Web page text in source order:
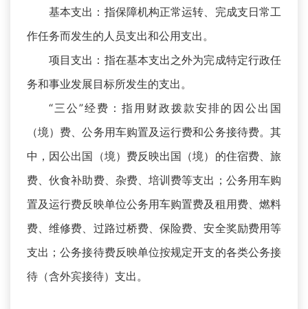
基本支出：指保障机构正常运转、完成支日常工
作任务而发生的人员支出和公用支出。
项目支出：指在基本支出之外为完成特定行政任
务和事业发展目标所发生的支出。
“三公”经费：指用财政拨款安排的因公出国
（境）费、公务用车购置及运行费和公务接待费。其
中，因公出国（境）费反映出国（境）的住宿费、旅
费、伙食补助费、杂费、培训费等支出；公务用车购
置及运行费反映单位公务用车购置费及租用费、燃料
费、维修费、过路过桥费、保险费、安全奖励费用等
支出；公务接待费反映单位按规定开支的各类公务接
待（含外宾接待）支出。